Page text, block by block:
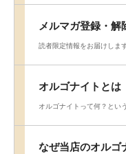
メルマガ登録・解
読者限定情報をお届けしま
オルゴナイトとは
オルゴナイトって何？とい
なぜ当店のオルゴ